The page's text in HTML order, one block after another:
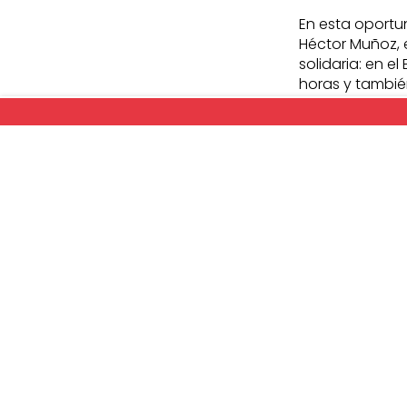
En esta
Héctor
solidaria: en el
horas y
Durante la